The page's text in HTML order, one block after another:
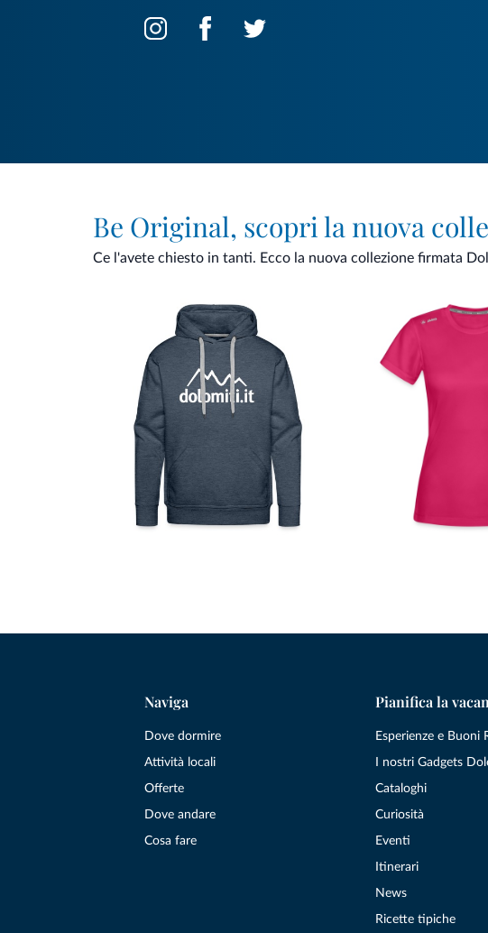
Be Original, scopri la nuova
Ce l'avete chiesto in tanti. Ecco la nuova collezione firmata
Naviga
Dove dormire
Attività locali
Offerte
Dove andare
Cosa fare
Pianifica la
Esperienze e Buoni
I nostri Gadgets
Cataloghi
Curiosità
Eventi
Itinerari
News
Ricette tipiche